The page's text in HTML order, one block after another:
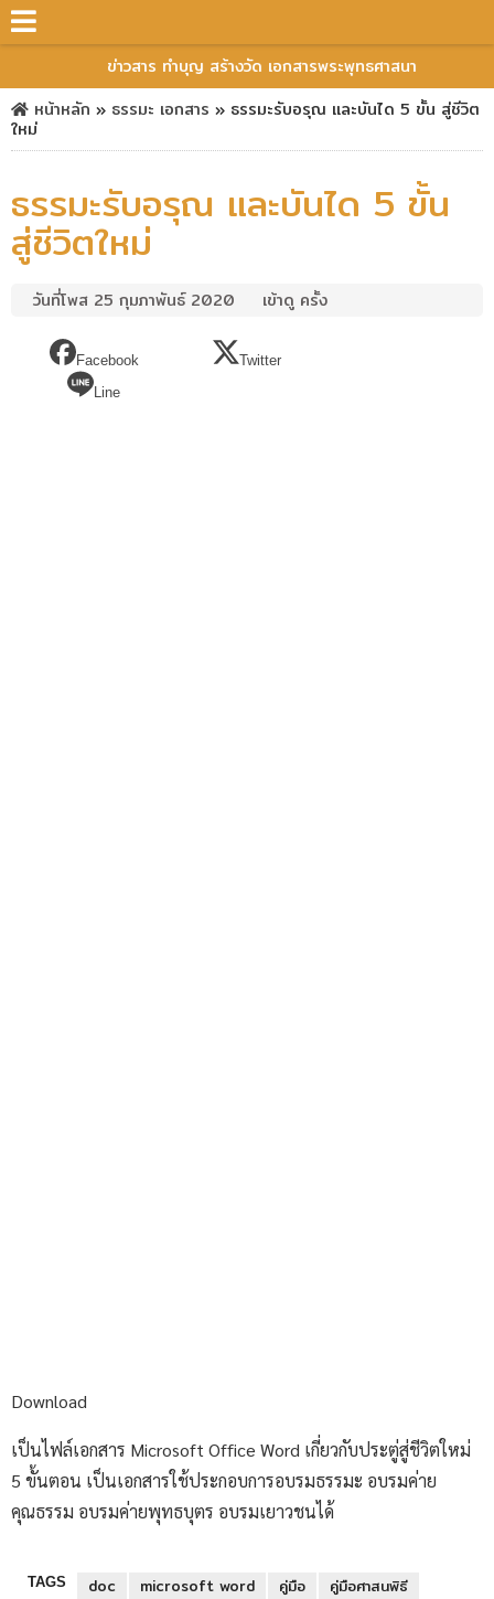
ข่าวสาร ทำบุญ สร้างวัด เอกสารพระพุทธศาสนา
หน้าหลัก » ธรรมะ เอกสาร » ธรรมะรับอรุณ และบันได 5 ขั้น สู่ชีวิต
ใหม่
ธรรมะรับอรุณ และบันได 5 ขั้น
สู่ชีวิตใหม่
วันที่โพส 25 กุมภาพันธ์ 2020 เข้าดู ครั้ง
Facebook
Twitter
Line
Download
เป็นไฟล์เอกสาร Microsoft Office Word เกี่ยวกับประตู่สู่ชีวิตใหม่
5 ขั้นตอน เป็นเอกสารใช้ประกอบการอบรมธรรมะ อบรมค่าย
คุณธรรม อบรมค่ายพุทธบุตร อบรมเยาวชนได้
TAGS doc microsoft word คู่มือ
คู่มือศาสนพิธี